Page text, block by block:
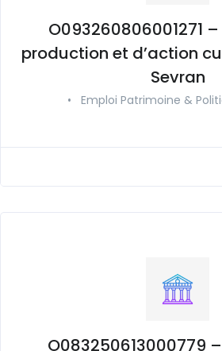
O093260806001271
production et d’action
Sevran
• Emploi Patrimoine &
O083250613000779